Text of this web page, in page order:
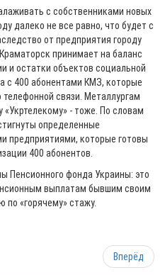
с собственниками новых
далеко не все равно, что будет с
от предприятия городу
принимает на баланс
и остатки объектов социальной
с 400 абонентами КМЗ, которые
телефонной связи. Металлургам
- тоже. По словам
определенные
предприятиями, которые готовы
400 абонентов.
Пенсионного фонда Украины: это
выплатам бывшим своим
«горячему» стажу.
Вперёд